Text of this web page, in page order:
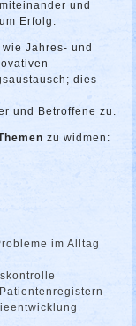
und
Erfolg.
Jahres- und
dies
und Betroffene zu.
zu widmen:
im Alltag